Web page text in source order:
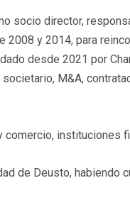
socio director,
2008 y 2014, para
desde 2021 por
M&A,
instituciones
de Deusto,